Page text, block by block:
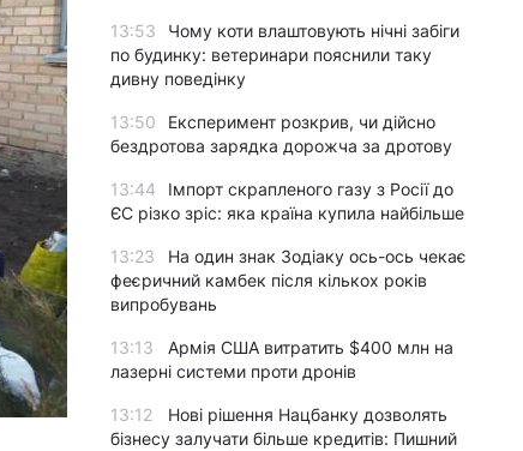
13:53
Чому коти влаштовують нічні забіги
по будинку: ветеринари пояснили таку
дивну поведінку
13:50
Експеримент розкрив, чи дійсно
бездротова зарядка дорожча за дротову
13:44
Імпорт скрапленого газу з Росії до
ЄС різко зріс: яка країна купила найбільше
13:23
На один знак Зодіаку ось-ось чекає
феєричний камбек після кількох років
випробувань
13:13
Армія США витратить $400 млн на
лазерні системи проти дронів
13:12
Нові рішення Нацбанку дозволять
бізнесу залучати більше кредитів: Пишний